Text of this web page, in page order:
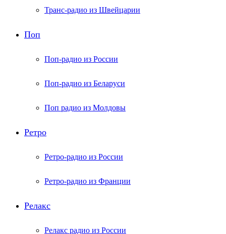
Транс-радио из Швейцарии
Поп
Поп-радио из России
Поп-радио из Беларуси
Поп радио из Молдовы
Ретро
Ретро-радио из России
Ретро-радио из Франции
Релакс
Релакс радио из России